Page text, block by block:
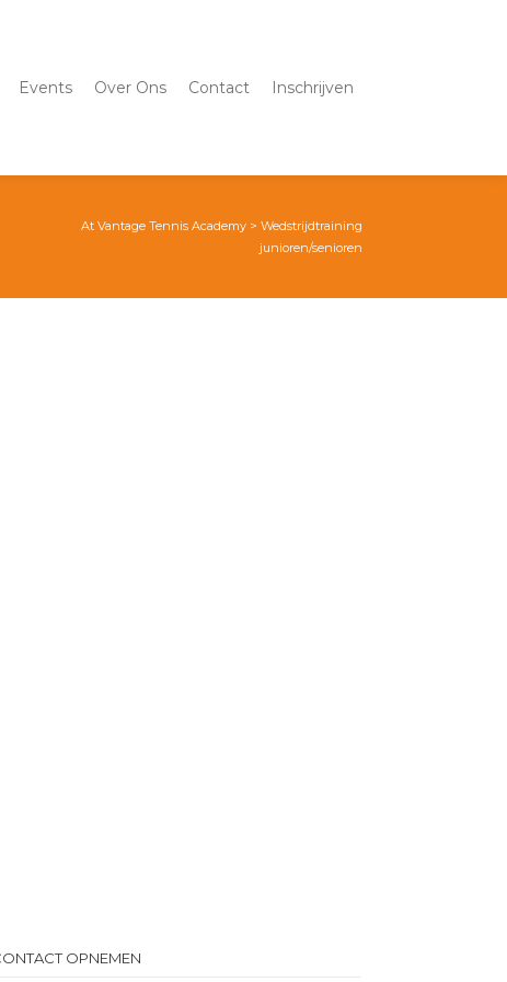
Events Over Ons Contact Inschrijven
At Vantage Tennis Academy > Wedstrijdtraining
junioren/senioren
OPNEMEN